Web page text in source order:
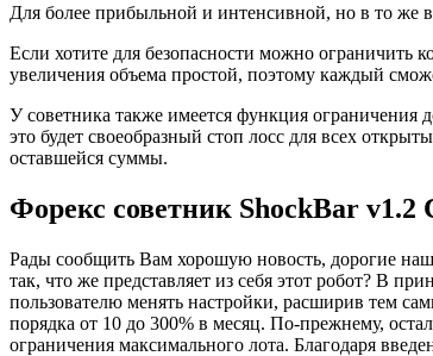
Для более прибыльной и интенсивной, но в то
Если хотите для безопасности можно ограничить
увеличения объема простой, поэтому каждый
У советника также имеется функция
это будет своеобразный стоп лосс для всех
оставшейся суммы.
Форекс советник ShockBar v1.2
Рады сообщить Вам хорошую новость, дорогие
так, что же представляет из себя этот робот? В
пользователю менять настройки, расширив тем
порядка от 10 до 300% в месяц. По-прежнему,
ограничения максимального лота. Благодаря